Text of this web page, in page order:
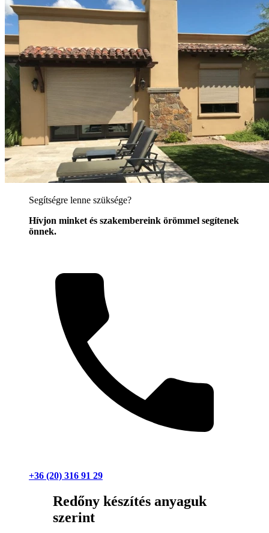
Segítségre lenne szüksége?
Hívjon minket és szakembereink örömmel segítenek
önnek.
+36 (20) 316 91 29
Redőny készítés anyaguk
szerint